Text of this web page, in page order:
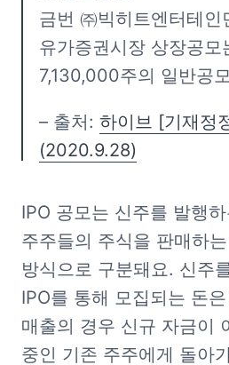
금번 ㈜빅히트엔터테인
유가증권시장 상장공모
7,130,000주의 일반공
– 출처: 하이브 [기재정
(2020.9.28)
IPO 공모는 신주를 발행
주주들의 주식을 판매하
방식으로 구분돼요. 신주
IPO를 통해 모집되는 돈
매출의 경우 신규 자금이
중인 기존 주주에게 돌아